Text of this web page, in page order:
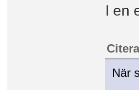
I en
Citera
När